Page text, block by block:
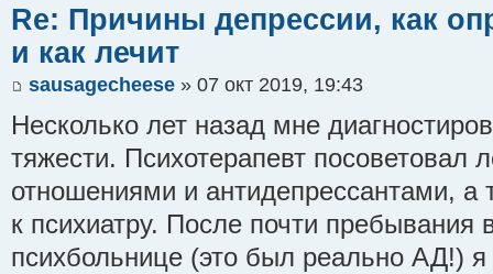
Re: Причины депрессии, как
и как лечит
sausagecheese » 07 окт 2019, 19:43
Несколько лет назад мне
тяжести. Психотерапевт посоветовал
отношениями и антидепрессантами, а
к психиатру. После почти пребывания
психбольнице (это был реально АД!)